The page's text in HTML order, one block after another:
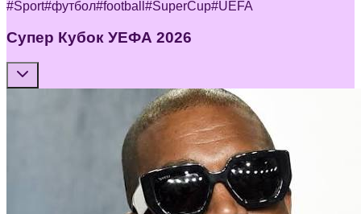
#Sport#футбол#football #SuperCup#UEFA
Супер Кубок УЕФА 2026